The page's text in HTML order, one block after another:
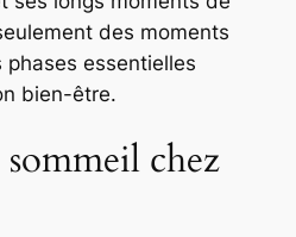
des moments
essentielles
bien-être.
chez